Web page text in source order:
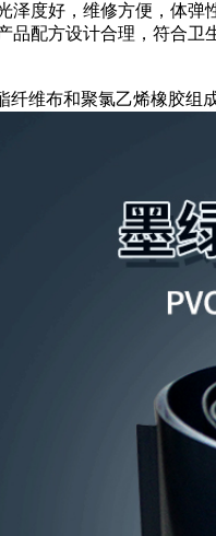
好，维修方便，体弹
配方设计合理，符合卫
布和聚氯乙烯橡胶组成